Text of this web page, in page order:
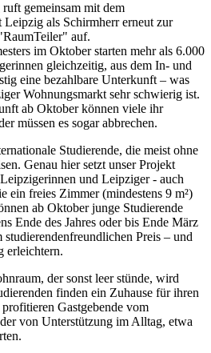
gemeinsam mit dem
Leipzig als Schirmherr erneut zur
auf.
im Oktober starten mehr als 6.000
gleichzeitig, aus dem In- und
eine bezahlbare Unterkunft – was
Wohnungsmarkt sehr schwierig ist.
ab Oktober können viele ihr
müssen es sogar abbrechen.
Studierende, die meist ohne
Genau hier setzt unser Projekt
und Leipziger - auch
ein freies Zimmer (mindestens 9 m²)
ab Oktober junge Studierende
Ende des Jahres oder bis Ende März
studierendenfreundlichen Preis – und
erleichtern.
der sonst leer stünde, wird
finden ein Zuhause für ihren
Gastgebende vom
von Unterstützung im Alltag, etwa